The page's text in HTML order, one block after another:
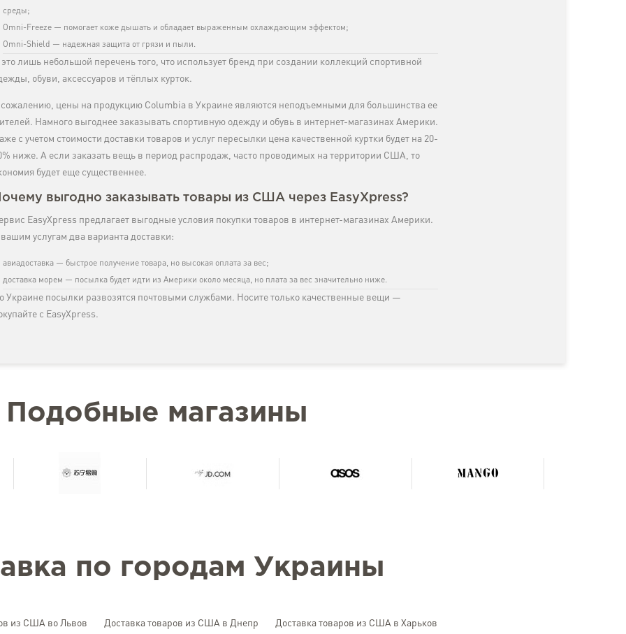
среды;
Omni-Freeze — помогает коже дышать и обладает выраженным охлаждающим эффектом;
Omni-Shield — надежная защита от грязи и пыли.
лишь небольшой перечень того, что использует бренд при создании коллекций спортивной
обуви, аксессуаров и тёплых курток.
сожалению, цены на продукцию Columbia в Украине являются неподъемными для большинства ее
Намного выгоднее заказывать спортивную одежду и обувь в интернет-магазинах Америки.
с учетом стоимости доставки товаров и услуг пересылки цена качественной куртки будет на 20-
ниже. А если заказать вещь в период распродаж, часто проводимых на территории США, то
будет еще существеннее.
выгодно заказывать товары из США через EasyXpress?
EasyXpress предлагает выгодные условия покупки товаров в интернет-магазинах Америки.
вашим услугам два варианта доставки:
авиадоставка — быстрое получение товара, но высокая оплата за вес;
доставка морем — посылка будет идти из Америки около месяца, но плата за вес значительно ниже.
Украине посылки развозятся почтовыми службами. Носите только качественные вещи —
с EasyXpress.
Подобные магазины
по городам Украины
из США во Львов Доставка товаров из США в Днепр Доставка товаров из США в Харьков